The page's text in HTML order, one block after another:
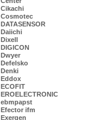
Cikachi
Cosmotec
DATASENSOR
Daiichi
Dixell
DIGICON
Dwyer
Defelsko
Denki
Eddox
ECOFIT
EROELECTRONIC
ebmpapst
Efector ifm
Exergen